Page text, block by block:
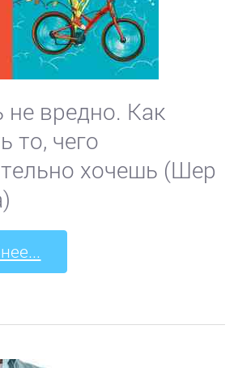
не вредно. Как
то, чего
хочешь (Шер